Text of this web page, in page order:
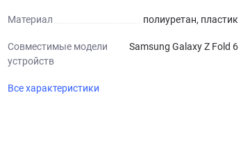
Материал полиуретан, пластик
Совместимые модели
устройств
Samsung Galaxy Z Fold 6
Все характеристики